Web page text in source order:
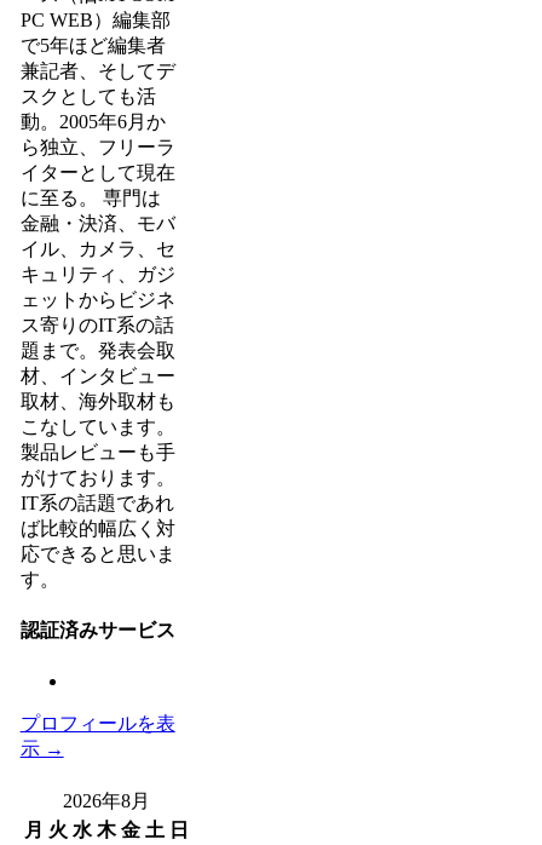
PC WEB）編集部
で5年ほど編集者
兼記者、そしてデ
スクとしても活
動。2005年6月か
ら独立、フリーラ
イターとして現在
に至る。 専門は
金融・決済、モバ
イル、カメラ、セ
キュリティ、ガジ
ェットからビジネ
ス寄りのIT系の話
題まで。発表会取
材、インタビュー
取材、海外取材も
こなしています。
製品レビューも手
がけております。
IT系の話題であれ
ば比較的幅広く対
応できると思いま
す。
認証済みサービス
プロフィールを表
示 →
2026年8月
月 火 水 木 金 土 日